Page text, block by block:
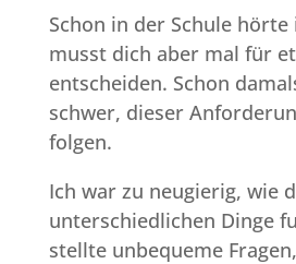
Schon in der Schule hörte
musst dich aber mal für
entscheiden. Schon
schwer, dieser
folgen.
Ich war zu neugierig, wie
unterschiedlichen Dinge
stellte unbequeme